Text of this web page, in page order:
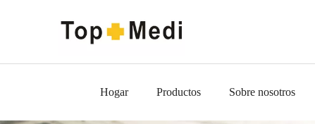
Hogar Productos Sobre nosotros